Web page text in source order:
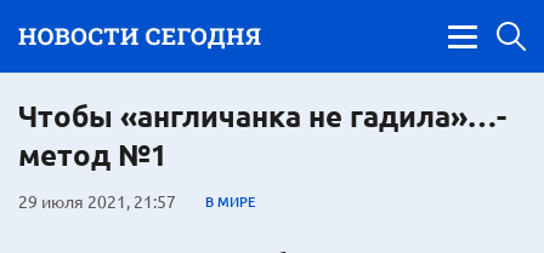
Чтобы «англичанка не гадила»…-
метод №1
29 июля 2021, 21:57 В МИРЕ